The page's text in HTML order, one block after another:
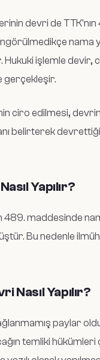
devri de
nama
Hukuki işlemle devir,
gerçekleşir.
ciro edilmesi,
belirterek
Yapılır?
489. maddesinde
Bu nedenle
Nasıl Yapılır?
paylar
temliki